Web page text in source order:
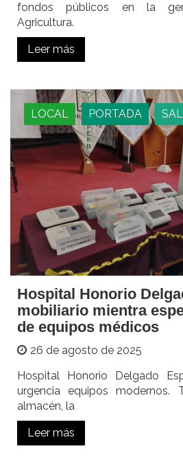
fondos públicos en la
Agricultura.
Leer más
LOCAL PORTADA
Hospital Honorio
mobiliario mientra
de equipos médicos
26 de agosto de 2025
Hospital Honorio Delgado
urgencia equipos modernos.
almacén, la
Leer más